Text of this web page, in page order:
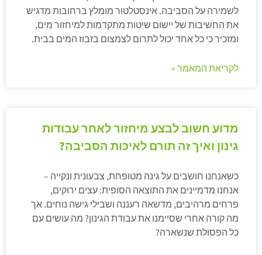
לשמירה על הסביבה. אינסטלטור מומלץ ברחובות מדגיש
את החשיבות של יישום שיטות מתקדמות למיחזור מים,
ומזכיר כי כל אחד יכול לתרום לצמצום בזבוז המים בבית.
לקריאת המאמר »
מדוע חשוב לבצע מיחזור לאחר עבודות
גינון ואיך זה תורם לאיכות הסביבה?
כשאנחנו חושבים על גינה מטופחת, צבעונית ונקייה –
אנחנו מדמיינים את התוצאה הסופית: עצים ירוקים,
פרחים מרהיבים, מדשאה רעננה ושבילי גישה נוחים. אך
מה קורה אחרי שסיימנו את עבודת הגינון? מה עושים עם
כל הפסולת שנשארה?